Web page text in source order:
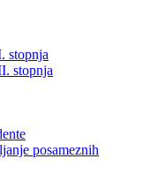
stopnja
stopnja
posameznih